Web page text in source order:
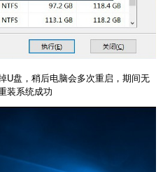
U盘，稍后电脑会多次重启，期间无
装系统成功